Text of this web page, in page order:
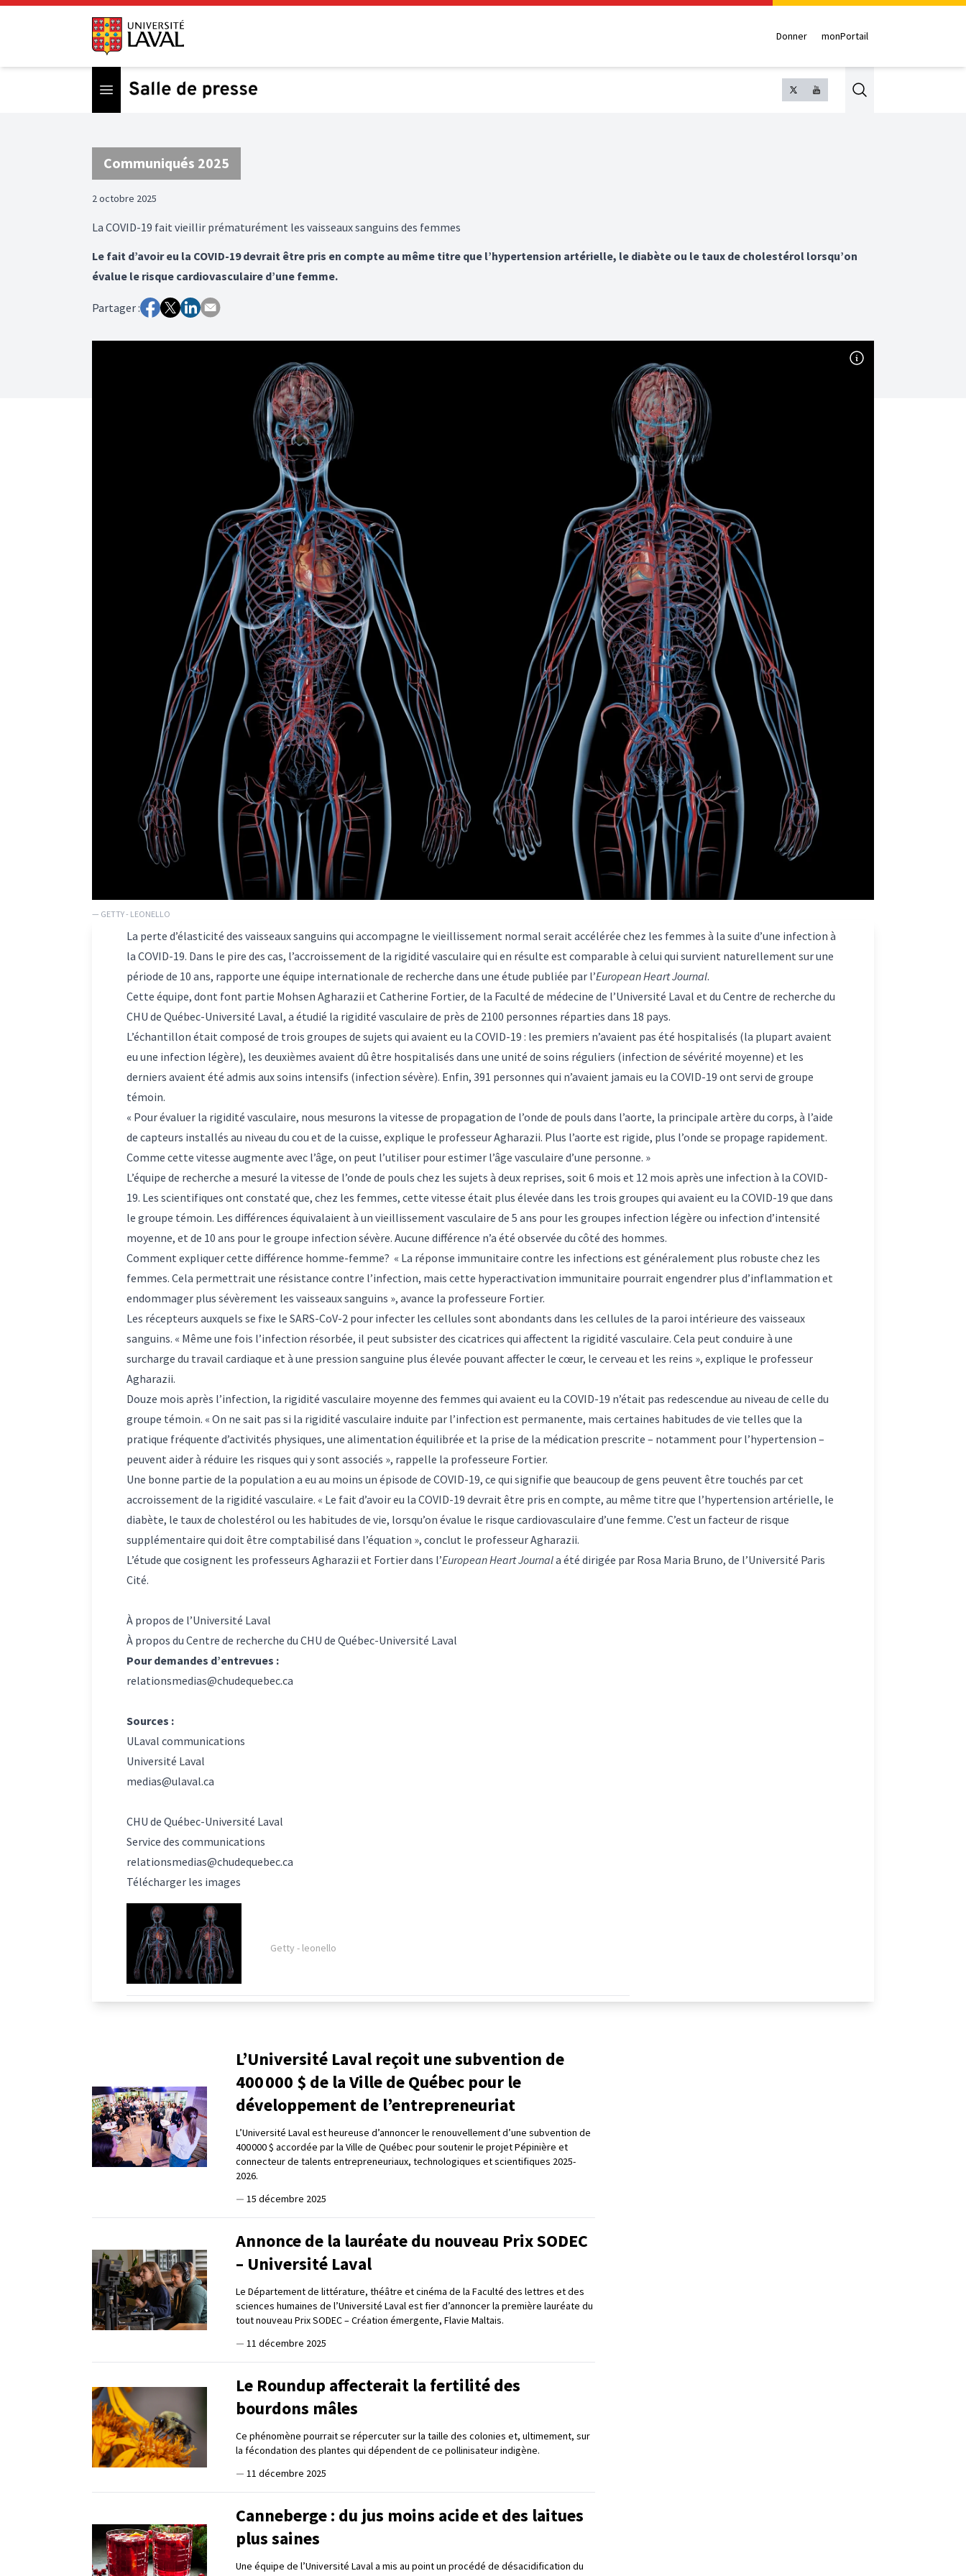
Donner monPortail
Open menu Search
Communiqués 2025
2 octobre 2025
La COVID-19 fait vieillir prématurément les vaisseaux sanguins des femmes
Le fait d’avoir eu la COVID-19 devrait être pris en compte au même titre que l’hypertension artérielle, le diabète ou le taux de cholestérol lorsqu’on
évalue le risque cardiovasculaire d’une femme.
Partager :
— GETTY - LEONELLO
La perte d’élasticité des vaisseaux sanguins qui accompagne le vieillissement normal serait accélérée chez les femmes à la suite d’une infection à
la COVID-19. Dans le pire des cas, l’accroissement de la rigidité vasculaire qui en résulte est comparable à celui qui survient naturellement sur une
période de 10 ans, rapporte une équipe internationale de recherche dans une étude publiée par l’European Heart Journal.
Cette équipe, dont font partie Mohsen Agharazii et Catherine Fortier, de la Faculté de médecine de l’Université Laval et du Centre de recherche du
CHU de Québec-Université Laval, a étudié la rigidité vasculaire de près de 2100 personnes réparties dans 18 pays.
L’échantillon était composé de trois groupes de sujets qui avaient eu la COVID-19 : les premiers n’avaient pas été hospitalisés (la plupart avaient
eu une infection légère), les deuxièmes avaient dû être hospitalisés dans une unité de soins réguliers (infection de sévérité moyenne) et les
derniers avaient été admis aux soins intensifs (infection sévère). Enfin, 391 personnes qui n’avaient jamais eu la COVID-19 ont servi de groupe
témoin.
« Pour évaluer la rigidité vasculaire, nous mesurons la vitesse de propagation de l’onde de pouls dans l’aorte, la principale artère du corps, à l’aide
de capteurs installés au niveau du cou et de la cuisse, explique le professeur Agharazii. Plus l’aorte est rigide, plus l’onde se propage rapidement.
Comme cette vitesse augmente avec l’âge, on peut l’utiliser pour estimer l’âge vasculaire d’une personne. »
L’équipe de recherche a mesuré la vitesse de l’onde de pouls chez les sujets à deux reprises, soit 6 mois et 12 mois après une infection à la COVID-
19. Les scientifiques ont constaté que, chez les femmes, cette vitesse était plus élevée dans les trois groupes qui avaient eu la COVID-19 que dans
le groupe témoin. Les différences équivalaient à un vieillissement vasculaire de 5 ans pour les groupes infection légère ou infection d’intensité
moyenne, et de 10 ans pour le groupe infection sévère. Aucune différence n’a été observée du côté des hommes.
Comment expliquer cette différence homme-femme? « La réponse immunitaire contre les infections est généralement plus robuste chez les
femmes. Cela permettrait une résistance contre l’infection, mais cette hyperactivation immunitaire pourrait engendrer plus d’inflammation et
endommager plus sévèrement les vaisseaux sanguins », avance la professeure Fortier.
Les récepteurs auxquels se fixe le SARS-CoV-2 pour infecter les cellules sont abondants dans les cellules de la paroi intérieure des vaisseaux
sanguins. « Même une fois l’infection résorbée, il peut subsister des cicatrices qui affectent la rigidité vasculaire. Cela peut conduire à une
surcharge du travail cardiaque et à une pression sanguine plus élevée pouvant affecter le cœur, le cerveau et les reins », explique le professeur
Agharazii.
Douze mois après l’infection, la rigidité vasculaire moyenne des femmes qui avaient eu la COVID-19 n’était pas redescendue au niveau de celle du
groupe témoin. « On ne sait pas si la rigidité vasculaire induite par l’infection est permanente, mais certaines habitudes de vie telles que la
pratique fréquente d’activités physiques, une alimentation équilibrée et la prise de la médication prescrite – notamment pour l’hypertension –
peuvent aider à réduire les risques qui y sont associés », rappelle la professeure Fortier.
Une bonne partie de la population a eu au moins un épisode de COVID-19, ce qui signifie que beaucoup de gens peuvent être touchés par cet
accroissement de la rigidité vasculaire. « Le fait d’avoir eu la COVID-19 devrait être pris en compte, au même titre que l’hypertension artérielle, le
diabète, le taux de cholestérol ou les habitudes de vie, lorsqu’on évalue le risque cardiovasculaire d’une femme. C’est un facteur de risque
supplémentaire qui doit être comptabilisé dans l’équation », conclut le professeur Agharazii.
L’étude que cosignent les professeurs Agharazii et Fortier dans l’European Heart Journala été dirigée par Rosa Maria Bruno, de l’Université Paris
Cité.
À propos de l’Université Laval
À propos du Centre de recherche du CHU de Québec-Université Laval
Pour demandes d’entrevues :
relationsmedias@chudequebec.ca
Sources :
ULaval communications
Université Laval
medias@ulaval.ca
CHU de Québec-Université Laval
Service des communications
relationsmedias@chudequebec.ca
Télécharger les images
Getty - leonello
L’Université Laval reçoit une subvention de
400 000 $ de la Ville de Québec pour le
développement de l’entrepreneuriat
L’Université Laval est heureuse d’annoncer le renouvellement d’une subvention de
400 000 $ accordée par la Ville de Québec pour soutenir le projet Pépinière et
connecteur de talents entrepreneuriaux, technologiques et scientifiques 2025-
2026.
— 15 décembre 2025
Annonce de la lauréate du nouveau Prix SODEC
– Université Laval
Le Département de littérature, théâtre et cinéma de la Faculté des lettres et des
sciences humaines de l’Université Laval est fier d’annoncer la première lauréate du
tout nouveau Prix SODEC – Création émergente, Flavie Maltais.
— 11 décembre 2025
Le Roundup affecterait la fertilité des
bourdons mâles
Ce phénomène pourrait se répercuter sur la taille des colonies et, ultimement, sur
la fécondation des plantes qui dépendent de ce pollinisateur indigène.
— 11 décembre 2025
Canneberge : du jus moins acide et des laitues
plus saines
Une équipe de l’Université Laval a mis au point un procédé de désacidification du